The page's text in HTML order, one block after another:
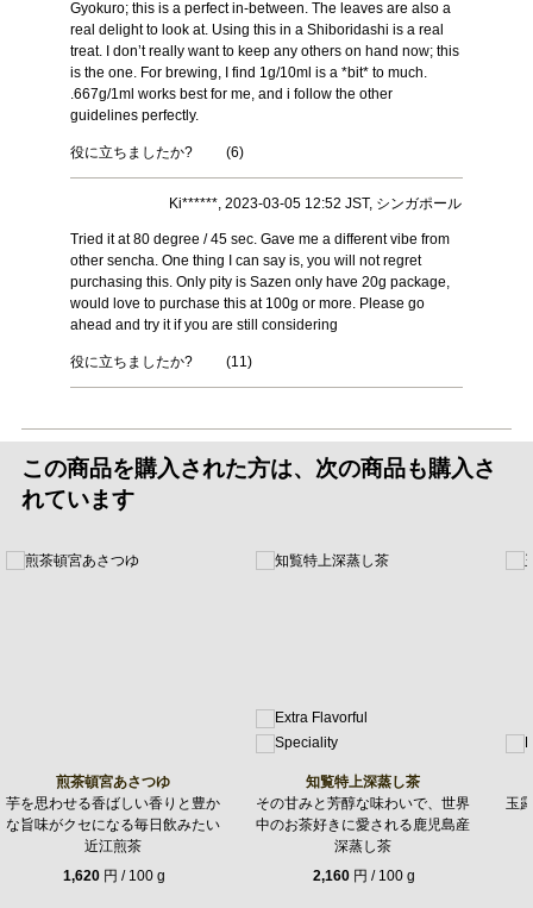
Gyokuro; this is a perfect in-between. The leaves are also a
real delight to look at. Using this in a Shiboridashi is a real
treat. I don’t really want to keep any others on hand now; this
is the one. For brewing, I find 1g/10ml is a *bit* to much.
.667g/1ml works best for me, and i follow the other
guidelines perfectly.
役に立ちましたか? (6)
Ki******, 2023-03-05 12:52 JST, シンガポール
Tried it at 80 degree / 45 sec. Gave me a different vibe from
other sencha. One thing I can say is, you will not regret
purchasing this. Only pity is Sazen only have 20g package,
would love to purchase this at 100g or more. Please go
ahead and try it if you are still considering
役に立ちましたか? (11)
この商品を購入された方は、次の商品も購入さ
れています
煎茶頓宮あさつゆ
芋を思わせる香ばしい香りと豊か
な旨味がクセになる毎日飲みたい
近江煎茶
1,620 円 / 100 g
知覧特上深蒸し茶
その甘みと芳醇な味わいで、世界
中のお茶好きに愛される鹿児島産
深蒸し茶
2,160 円 / 100 g
玉